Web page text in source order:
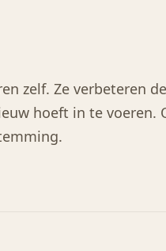
zelf. Ze verbeteren de
hoeft in te voeren.